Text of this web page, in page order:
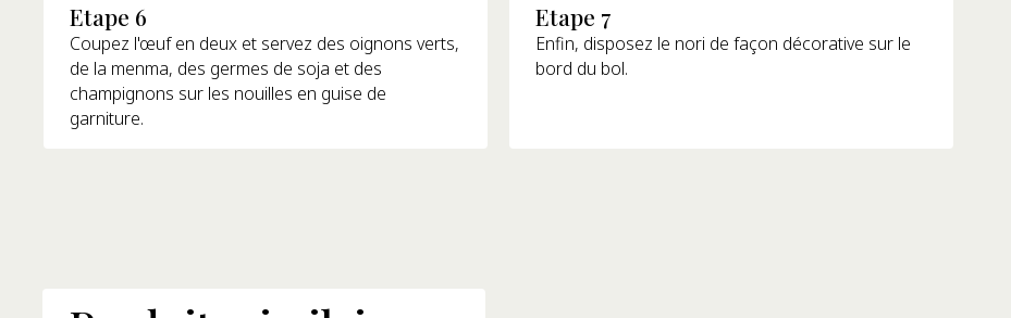
Etape 6
Coupez l'œuf en deux et servez des oignons verts,
de la menma, des germes de soja et des
champignons sur les nouilles en guise de
garniture.
Etape 7
Enfin, disposez le nori de façon décorative sur le
bord du bol.